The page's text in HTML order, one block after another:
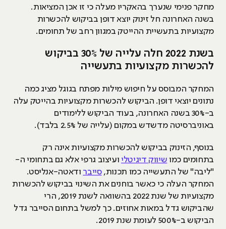
מחקר פנימי שנערך בהאקריו מעלה כי זו אכן המציאות.
בשנה האחרונה חל זינוק יוצא דופן בביקוש להכשרות
מקצועיות בתעשיית ההייטק במגוון רחב של תחומים.
בשנת 2022 חלה עלייה של 30% בביקוש
להכשרות מקצועיות בתעשייה
המחקר המבוסס על חיפוש מילות מפתח בגוגל מציג כמה
נתונים יוצאי דופן. הביקוש להכשרות מקצועיות בהייטק עלה
ב-30% בשנה האחרונה, בעוד הביקוש ללימודים
באוניברסיטה מדשדש במקום (עלייה של 2.5% בלבד).
בנוסף, הזינוק בביקוש להכשרות מקצועיות אינה רק
בתחומים כמו שיווק דיגיטלי ועיצוב גרפי אלא גם בתחומי ה-
"ליבה" של התעשייה כמו תכנות,סייבר ודאטה-אנליסט.
המחקר העלה כי כאשר בוחנים את השינוי בביקוש להכשרות
מקצועיות של שנת 2022 בהשוואה לשנת 2019, הרי
שהביקוש גדל במאות אחוזים. כך למשל בתחום הסייבר גדל
הביקוש ב-500% לעומת שנת 2019.